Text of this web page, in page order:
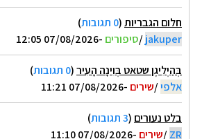
חלום הגבריות(0 תגובות
)
jakuper
/סיפורים -07/08/2026 12:05
בְּהַיְלִיגֶן שטאט בְּוִינָה הָעִיר(0 תגובות
)
אלפי/שירים -07/08/2026 11:21
בלט נעורים (3 תגובות
)
ZR
/שירים -07/08/2026 11:10